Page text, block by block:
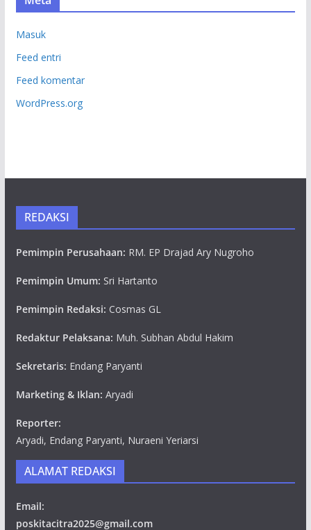
Masuk
Feed entri
Feed komentar
WordPress.org
REDAKSI
Pemimpin Perusahaan: RM. EP Drajad Ary Nugroho
Pemimpin Umum: Sri Hartanto
Pemimpin Redaksi: Cosmas GL
Redaktur Pelaksana: Muh. Subhan Abdul Hakim
Sekretaris: Endang Paryanti
Marketing & Iklan: Aryadi
Reporter:
Aryadi, Endang Paryanti, Nuraeni Yeriarsi
ALAMAT REDAKSI
Email:
poskitacitra2025@gmail.com